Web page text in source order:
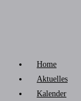
Home
Aktuelles
Kalender